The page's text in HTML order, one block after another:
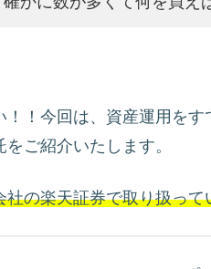
！！今回は、資産運用を
ご紹介いたします。
社の楽天証券で取り扱っ